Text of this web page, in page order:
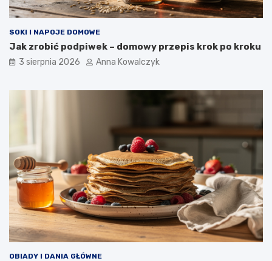
SOKI I NAPOJE DOMOWE
Jak zrobić podpiwek – domowy przepis krok po kroku
3 sierpnia 2026 Anna Kowalczyk
OBIADY I DANIA GŁÓWNE